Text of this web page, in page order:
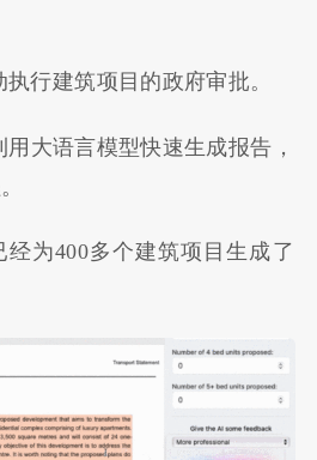
执行建筑项目的政府审批。
用大语言模型快速生成报告，
为400多个建筑项目生成了